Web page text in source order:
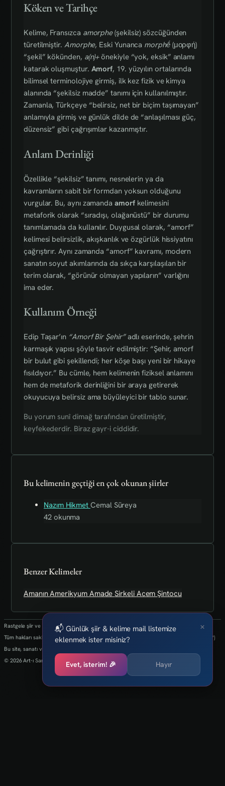
Köken ve Tarihçe
Kelime, Fransızca amorphe(şekilsiz) sözcüğünden
türetilmiştir. Amorphe, Eski Yunanca morphḗ(μορφή)
“şekil” kökünden, a(n)+önekiyle “yok, eksik” anlamı
katarak oluşmuştur. Amorf, 19. yüzyılın ortalarında
bilimsel terminolojiye girmiş, ilk kez fizik ve kimya
alanında “şekilsiz madde” tanımı için kullanılmıştır.
Zamanla, Türkçeye “belirsiz, net bir biçim taşımayan”
anlamıyla girmiş ve günlük dilde de “anlaşılması güç,
düzensiz” gibi çağrışımlar kazanmıştır.
Anlam Derinliği
Özellikle “şekilsiz” tanımı, nesnelerin ya da
kavramların sabit bir formdan yoksun olduğunu
vurgular. Bu, aynı zamanda amorfkelimesini
metaforik olarak “sıradışı, olağanüstü” bir durumu
tanımlamada da kullanılır. Duygusal olarak, “amorf”
kelimesi belirsizlik, akışkanlık ve özgürlük hissiyatını
çağrıştırır. Aynı zamanda “amorf” kavramı, modern
sanatın soyut akımlarında da sıkça karşılaşılan bir
terim olarak, “görünür olmayan yapıların” varlığını
ima eder.
Kullanım Örneği
Edip Taşar’ın “Amorf Bir Şehir”adlı eserinde, şehrin
karmaşık yapısı şöyle tasvir edilmiştir: “Şehir, amorf
bir bulut gibi şekillendi; her köşe başı yeni bir hikaye
fısıldıyor.” Bu cümle, hem kelimenin fiziksel anlamını
hem de metaforik derinliğini bir araya getirerek
okuyucuya belirsiz ama büyüleyici bir tablo sunar.
Bu yorum sunî dimağ tarafından üretilmiştir,
keyfekederdir. Biraz gayr-i ciddidir.
Bu kelimenin geçtiği en çok okunan şiirler
Nazım HikmetCemal Süreya
42 okunma
Benzer Kelimeler
AmanınAmerikyum AmadeSirkeli AcemŞintocu
Rastgele şiir ve kelimeler her 24 saatte bir yenilenmektedir.
Tüm hakları saklıdır.(biz kaybettik bulan varsa info@art-isanat.com.tr'ye mail atabilir mi?)
Bu site, sanatı ve yaratıcılığı dijital dünyaya taşıma arzusu ile kurulmuştur.
© 2026 Art-ı Sanat
×
📬 Günlük şiir & kelime mail listemize
eklenmek ister misiniz?
Evet, isterim! 🎉 Hayır